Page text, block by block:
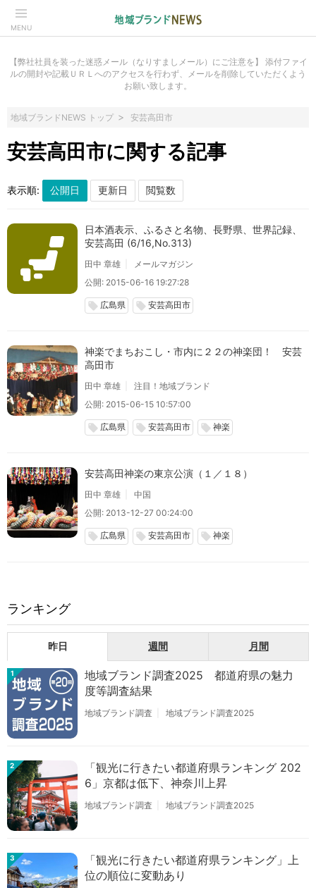
MENU
【弊社社員を装った迷惑メール（なりすましメール）にご注意を】 添付ファイ
ルの開封や記載ＵＲＬへのアクセスを行わず、メールを削除していただくよう
お願い致します。
地域ブランドNEWS トップ 安芸高田市
安芸高田市に関する記事
表示順:
日本酒表示、ふるさと名物、長野県、世界記録、
安芸高田 (6/16,No.313)
田中 章雄
メールマガジン
公開: 2015-06-16 19:27:28
local_offer 広島県 local_offer 安芸高田市
神楽でまちおこし・市内に２２の神楽団！ 安芸
高田市
田中 章雄
注目！地域ブランド
公開: 2015-06-15 10:57:00
local_offer 広島県 local_offer 安芸高田市 local_offer 神楽
安芸高田神楽の東京公演（１／１８）
田中 章雄
中国
公開: 2013-12-27 00:24:00
local_offer 広島県 local_offer 安芸高田市 local_offer 神楽
ランキング
昨日 週間 月間
1
地域ブランド調査2025 都道府県の魅力
度等調査結果
地域ブランド調査 地域ブランド調査2025
2
「観光に行きたい都道府県ランキング 202
6」京都は低下、神奈川上昇
地域ブランド調査 地域ブランド調査2025
3
「観光に行きたい都道府県ランキング」上
位の順位に変動あり